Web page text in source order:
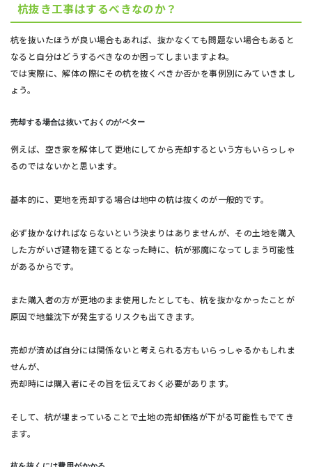
杭抜き工事はするべきなのか？
杭を抜いたほうが良い場合もあれば、抜かなくても問題ない場合もあると
なると自分はどうするべきなのか困ってしまいますよね。
では実際に、解体の際にその杭を抜くべきか否かを事例別にみていきまし
ょう。
売却する場合は抜いておくのがベター
例えば、空き家を解体して更地にしてから売却するという方もいらっしゃ
るのではないかと思います。
基本的に、更地を売却する場合は地中の杭は抜くのが一般的です。
必ず抜かなければならないという決まりはありませんが、その土地を購入
した方がいざ建物を建てるとなった時に、杭が邪魔になってしまう可能性
があるからです。
また購入者の方が更地のまま使用したとしても、杭を抜かなかったことが
原因で地盤沈下が発生するリスクも出てきます。
売却が済めば自分には関係ないと考えられる方もいらっしゃるかもしれま
せんが、
売却時には購入者にその旨を伝えておく必要があります。
そして、杭が埋まっていることで土地の売却価格が下がる可能性もでてき
ます。